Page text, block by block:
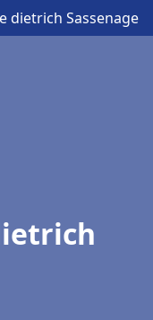
dietrich Sassenage